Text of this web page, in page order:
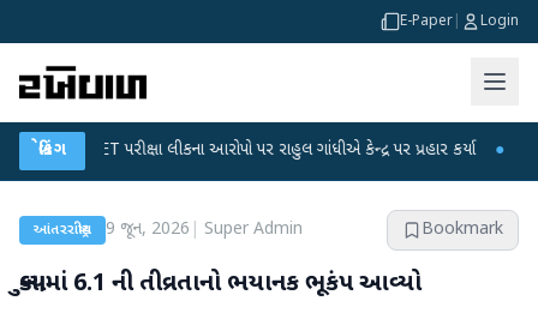
E-Paper Login
બ્રેકિંગ
NET પરીક્ષા લીકના આરોપો પર રાહુલ ગાંધીએ કેન્દ્ર પર પ્રહાર કર્યા ●
આંતરરાષ્ટ્રીય 9 જૂન, 2026 Super Admin Bookmark
ક્યુબામાં 6.1 ની તીવ્રતાનો ભયાનક ભૂકંપ આવ્યો